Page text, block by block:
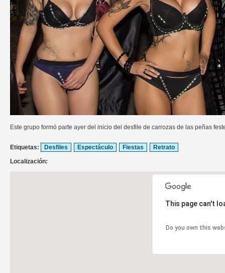
Este grupo formó parte ayer del inicio del desfile de carrozas de las peñas
Etiquetas: Desfiles Espectáculo Fiestas
Retrato
Localización:
This page can't
Do you own this